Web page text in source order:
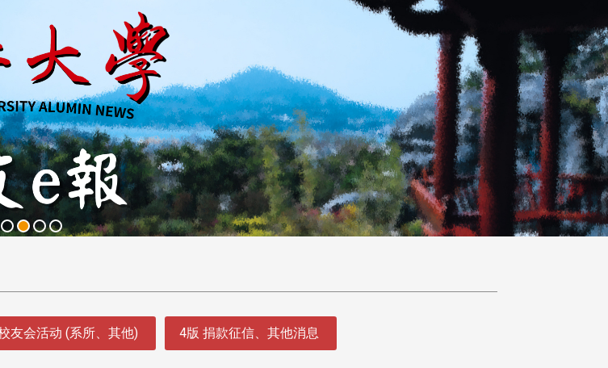
友会活动 (系所、其他) 4版 捐款征信、其他消息